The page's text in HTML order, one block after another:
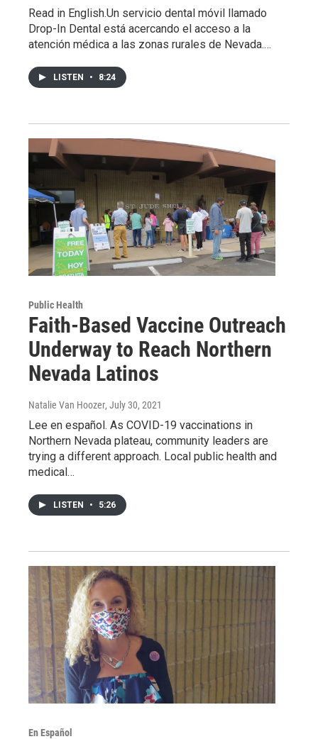
Read in English.Un servicio dental móvil llamado
Drop-In Dental está acercando el acceso a la
atención médica a las zonas rurales de Nevada.…
LISTEN • 8:24
Public Health
Faith-Based Vaccine Outreach
Underway to Reach Northern
Nevada Latinos
Natalie Van Hoozer, July 30, 2021
Lee en español. As COVID-19 vaccinations in
Northern Nevada plateau, community leaders are
trying a different approach. Local public health and
medical…
LISTEN • 5:26
En Español